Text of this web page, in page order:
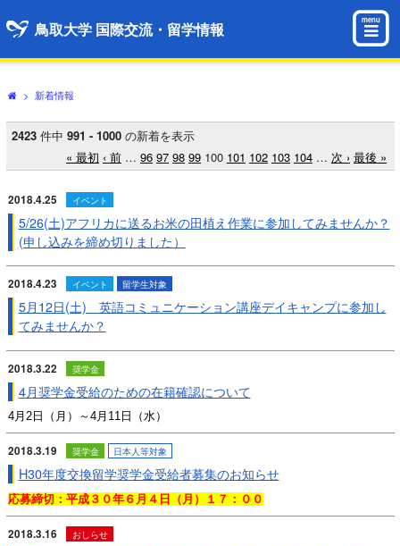
鳥取大学 国際交流・留学情報 menu
> 新着情報
2423 件中 991 - 1000 の新着を表示
« 最初 ‹ 前 … 96 97 98 99 100 101 102 103 104 … 次 › 最後 »
2018.4.25 イベント
5/26(土)アフリカに送るお米の田植え作業に参加してみませんか？
(申し込みを締め切りました）
2018.4.23 イベント 留学生対象
5月12日(土) 英語コミュニケーション講座デイキャンプに参加し
てみませんか？
2018.3.22 奨学金
4月奨学金受給のための在籍確認について
4月2日（月）～4月11日（水）
2018.3.19 奨学金 日本人等対象
H30年度交換留学奨学金受給者募集のお知らせ
応募締切：平成３０年６月４日（月）１７：００
2018.3.16 おしらせ